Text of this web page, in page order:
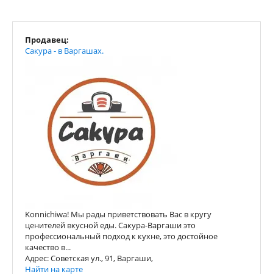
Продавец:
Сакура - в Варгашах.
Konnichiwa! Мы рады приветствовать Вас в кругу
ценителей вкусной еды. Сакура-Варгаши это
профессиональный подход к кухне, это достойное
качество в...
Адрес: Советская ул., 91, Варгаши,
Найти на карте